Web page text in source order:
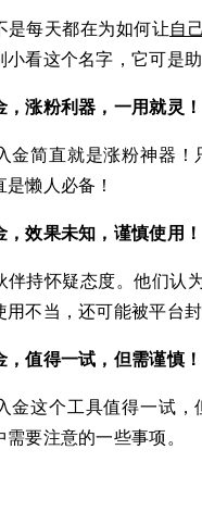
是每天都在为如何让自
看这个名字，它可是
涨粉利器，一用就灵！
金简直就是涨粉神器！
懒人必备！
效果未知，谨慎使用！
伴持怀疑态度。他们认
不当，还可能被平台封
值得一试，但需谨慎！
金这个工具值得一试
要注意的一些事项。